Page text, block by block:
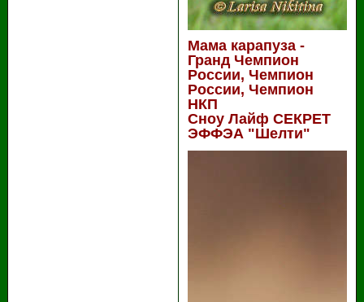
Мама карапуза -
Гранд Чемпион
России, Чемпион
России, Чемпион
НКП
Сноу Лайф СЕКРЕТ
ЭФФЭА "Шелти"